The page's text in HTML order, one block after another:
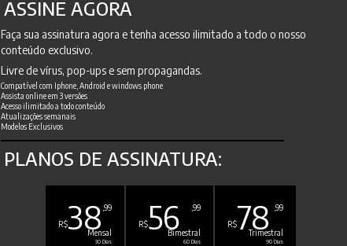
ASSINE AGORA
Faça sua assinatura agora e tenha acesso ilimitado a todo o nosso
conteúdo exclusivo.
Livre de vírus, pop-ups e sem propagandas.
Compatível com Iphone, Android e windows phone
Assista online em 3 versões
Acesso ilimitado a todo conteúdo
Atualizações semanais
Modelos Exclusivos
PLANOS DE ASSINATURA:
R$38 ,99
Mensal
30 Dias
R$56 ,99
Bimestral
60 Dias
R$78 ,99
Trimestral
90 Dias